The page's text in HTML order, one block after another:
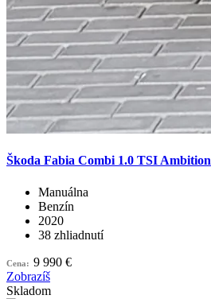
Škoda Fabia Combi 1.0 TSI Ambition
Manuálna
Benzín
2020
38 zhliadnutí
Cena: 9 990 €
Zobrazíš
Skladom